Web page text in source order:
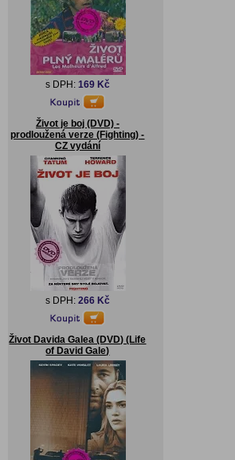
s DPH: 169 Kč
Život je boj (DVD) -
prodloužená verze (Fighting) -
CZ vydání
s DPH: 266 Kč
Život Davida Galea (DVD) (Life
of David Gale)